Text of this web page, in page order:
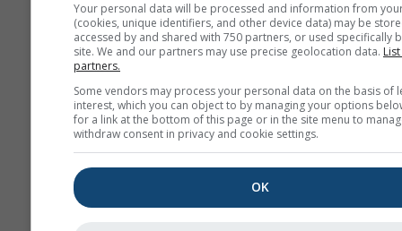
Χάρτες καιρού
Stueve &
Your personal data will be processed and information from
(cookies, unique identifiers, and other device data) may be
accessed by and shared with 750 partners, or used specifically
site. We and our partners may use precise geolocation data.
partners.
Some vendors may process your personal data on the basis of
interest, which you can object to by managing your options
for a link at the bottom of this page or in the site menu to
withdraw consent in privacy and cookie settings.
OK